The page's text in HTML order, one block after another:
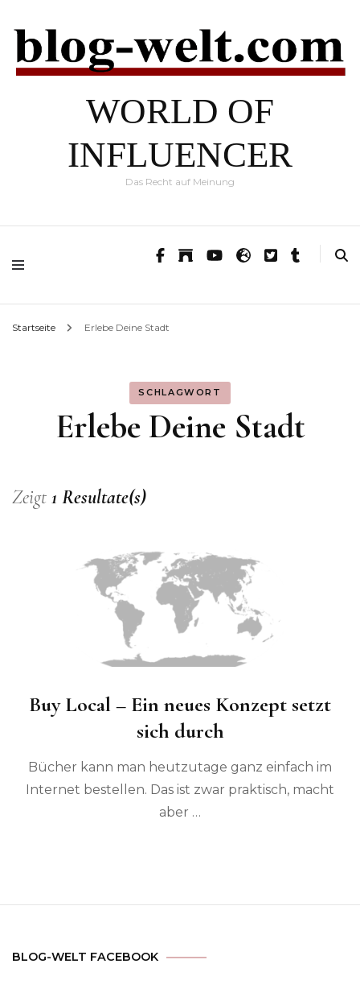
WORLD OF
INFLUENCER
Das Recht auf Meinung
Startseite Erlebe Deine Stadt
SCHLAGWORT
Erlebe Deine Stadt
Zeigt 1 Resultate(s)
Buy Local – Ein neues Konzept setzt
sich durch
Bücher kann man heutzutage ganz einfach im
Internet bestellen. Das ist zwar praktisch, macht
aber …
BLOG-WELT FACEBOOK